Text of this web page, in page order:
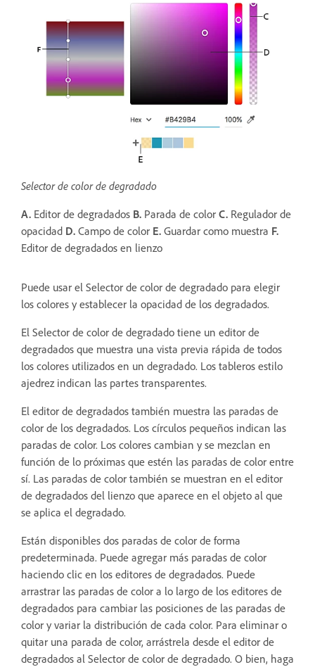
Selector de color de degradado
A. Editor de degradados B. Parada de color C. Regulador de
opacidad D. Campo de color E. Guardar como muestra F.
Editor de degradados en lienzo
Puede usar el Selector de color de degradado para elegir
los colores y establecer la opacidad de los degradados.
El Selector de color de degradado tiene un editor de
degradados que muestra una vista previa rápida de todos
los colores utilizados en un degradado. Los tableros estilo
ajedrez indican las partes transparentes.
El editor de degradados también muestra las paradas de
color de los degradados. Los círculos pequeños indican las
paradas de color. Los colores cambian y se mezclan en
función de lo próximas que estén las paradas de color entre
sí. Las paradas de color también se muestran en el editor
de degradados del lienzo que aparece en el objeto al que
se aplica el degradado.
Están disponibles dos paradas de color de forma
predeterminada. Puede agregar más paradas de color
haciendo clic en los editores de degradados. Puede
arrastrar las paradas de color a lo largo de los editores de
degradados para cambiar las posiciones de las paradas de
color y variar la distribución de cada color. Para eliminar o
quitar una parada de color, arrástrela desde el editor de
degradados al Selector de color de degradado. O bien, haga